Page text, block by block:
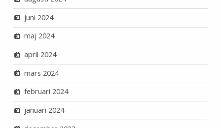
juni 2024
maj 2024
april 2024
mars 2024
februari 2024
januari 2024